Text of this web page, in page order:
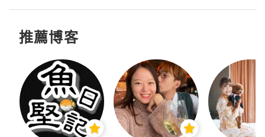
推薦博客